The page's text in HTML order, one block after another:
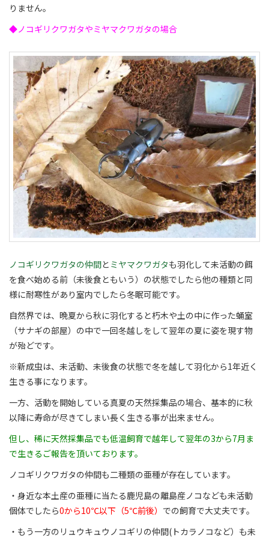
りません。
◆ノコギリクワガタやミヤマクワガタの場合
ノコギリクワガタの仲間と ミヤマクワガタも羽化して未活動の餌
を食べ始める前（未後食ともいう）の状態でしたら他の種類と同
様に耐寒性があり室内でしたら冬眠可能です。
自然界では、晩夏から秋に羽化すると朽木や土の中に作った蛹室
（サナギの部屋）の中で一回冬越しをして翌年の夏に姿を現す物
が殆どです。
※新成虫は、未活動、未後食の状態で冬を越して羽化から1年近く
生きる事になります。
一方、活動を開始している真夏の天然採集品の場合、基本的に秋
以降に寿命が尽きてしまい長く生きる事が出来ません。
但し、稀に天然採集品でも低温飼育で越年して翌年の3から7月ま
で生きるご報告を頂いております。
ノコギリクワガタの仲間も二種類の亜種が存在しています。
・身近な本土産の亜種に当たる鹿児島の離島産ノコなども未活動
個体でしたら0から10℃以下（5℃前後） での飼育で大丈夫です。
・もう一方のリュウキュウノコギリの仲間(トカラノコなど）も未